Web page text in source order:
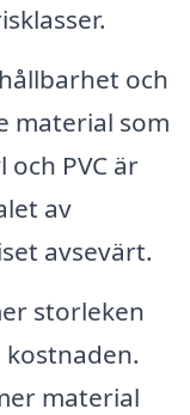
och
material som
PVC är
av
avsevärt.
storleken
material